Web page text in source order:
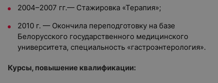
2004–2007 гг.— Стажировка «Терапия»;
2010 г. — Окончила переподготовку на базе
Белорусского государственного медицинского
университета, специальность «гастроэнтерология».
Курсы, повышение квалификации: